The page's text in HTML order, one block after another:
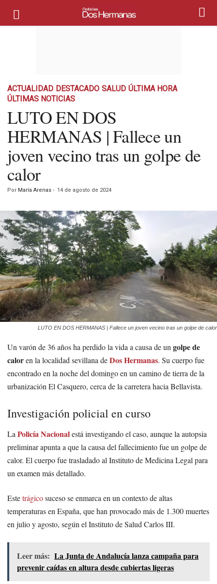
ACTUALIDAD DESTACADO SALUD ÚLTIMA HORA
ÚLTIMAS NOTICIAS
LUTO EN DOS
HERMANAS | Fallece un
joven vecino tras un golpe de
calor
Por María Arenas - 14 de agosto de 2024
LUTO EN DOS HERMANAS | Fallece un joven vecino tras un golpe de calor
Un varón de 36 años ha perdido la vida a causa de un golpe de
caloren la localidad sevillana deDos Hermanas. Su cuerpo fue
encontrado en la noche del domingo en un camino de tierra de la
urbanización El Casquero, cerca de la carretera hacia Bellavista.
Investigación policial en curso
La Policía Nacionalestá investigando el caso, aunque la autopsia
preliminar apunta a que la causa del fallecimiento fue un golpe de
calor. El cuerpo fue trasladado al Instituto de Medicina Legal para
un examen más detallado.
Estetrágicosuceso se enmarca en un contexto de altas
temperaturas en España, que han provocado más de 1.300 muertes
en julio y agosto, según el Instituto de Salud Carlos III.
Leer más: La Junta de Andalucía lanza campaña para
prevenir caídas en altura desde cubiertas ligeras